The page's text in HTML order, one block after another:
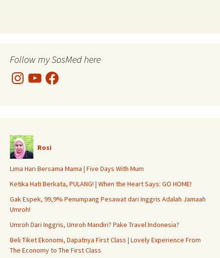
Follow my SosMed here
InstagramYouTubeFacebook
Rosi
Lima Hari Bersama Mama | Five Days With Mum
Ketika Hati Berkata, PULANG! | When the Heart Says: GO HOME!
Gak Espek, 99,9% Penumpang Pesawat dari Inggris Adalah Jamaah
Umroh!
Umroh Dari Inggris, Umroh Mandiri? Pake Travel Indonesia?
Beli Tiket Ekonomi, Dapatnya First Class | Lovely Experience From
The Economy to The First Class